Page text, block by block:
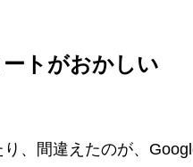
トがおかしい
、間違えたのが、